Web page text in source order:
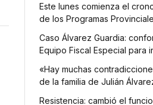
Este lunes comienza el
de los Programas
Caso Álvarez Guardia:
Equipo Fiscal Especial para
«Hay muchas
de la familia de Julián
Resistencia: cambió el